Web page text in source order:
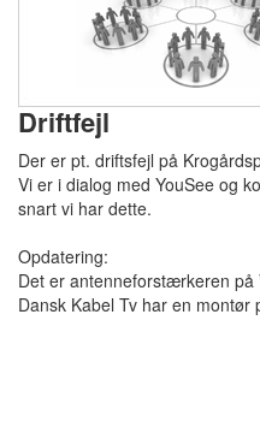
Driftfejl
Der er pt. driftsfejl på
Vi er i dialog med YouSee og
snart vi har dette.
Opdatering:
Det er antenneforstærkeren på
Dansk Kabel Tv har en montør